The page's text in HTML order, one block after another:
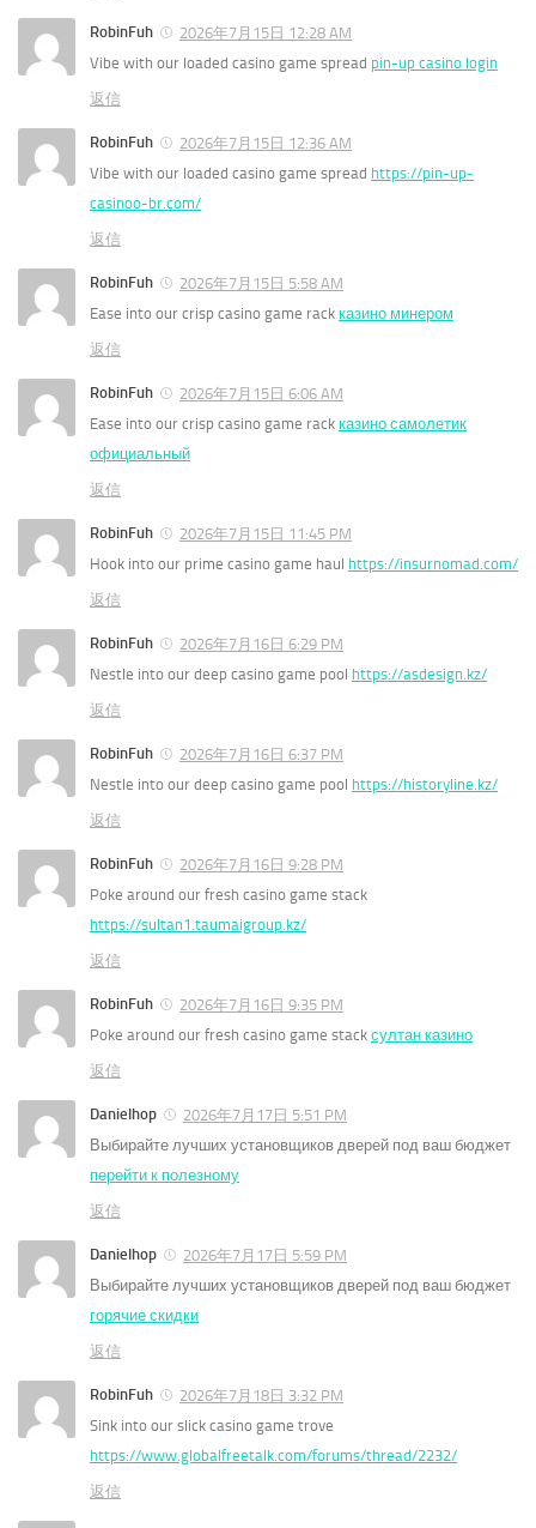
RobinFuh
2026年7月15日 12:28 AM
Vibe with our loaded casino game spread pin-up casino login
返信
RobinFuh
2026年7月15日 12:36 AM
Vibe with our loaded casino game spread https://pin-up-
casinoo-br.com/
返信
RobinFuh
2026年7月15日 5:58 AM
Ease into our crisp casino game rack казино минером
返信
RobinFuh
2026年7月15日 6:06 AM
Ease into our crisp casino game rack казино самолетик
официальный
返信
RobinFuh
2026年7月15日 11:45 PM
Hook into our prime casino game haul https://insurnomad.com/
返信
RobinFuh
2026年7月16日 6:29 PM
Nestle into our deep casino game pool https://asdesign.kz/
返信
RobinFuh
2026年7月16日 6:37 PM
Nestle into our deep casino game pool https://historyline.kz/
返信
RobinFuh
2026年7月16日 9:28 PM
Poke around our fresh casino game stack
https://sultan1.taumaigroup.kz/
返信
RobinFuh
2026年7月16日 9:35 PM
Poke around our fresh casino game stack султан казино
返信
Danielhop
2026年7月17日 5:51 PM
Выбирайте лучших установщиков дверей под ваш бюджет
перейти к полезному
返信
Danielhop
2026年7月17日 5:59 PM
Выбирайте лучших установщиков дверей под ваш бюджет
горячие скидки
返信
RobinFuh
2026年7月18日 3:32 PM
Sink into our slick casino game trove
https://www.globalfreetalk.com/forums/thread/2232/
返信